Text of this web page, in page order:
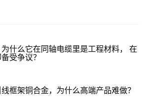
什么它在同轴电缆里是工程材料， 在
受争议？
框架铜合金，为什么高端产品难做？